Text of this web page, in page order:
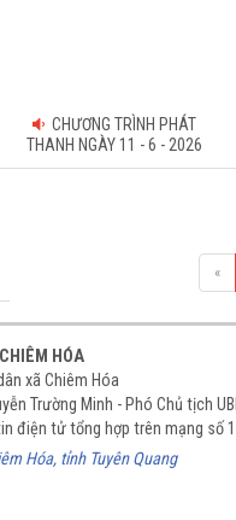
CHƯƠNG TRÌNH PHÁT
THANH NGÀY 11 - 6 - 2026
«
HÓA
xã Chiêm Hóa
Trường Minh - Phó Chủ tịch
điện tử tổng hợp trên mạng số
Hóa, tỉnh Tuyên Quang